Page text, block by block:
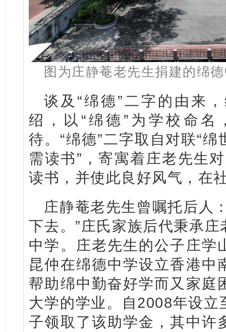
图为庄静菴老先生捐建的绵
谈及“绵德”二字的由来
绍，以“绵德”为学校命名
待。“绵德”二字取自对联“
需读书”，寄寓着庄老先生
读书，并使此良好风气，在
庄静菴老先生曾嘱托后人
下去。”庄氏家族后代秉承
中学。庄老先生的公子庄学
昆仲在绵德中学设立香港中
帮助绵中勤奋好学而又家庭
大学的学业。自2008年设
子领取了该助学金，其中许